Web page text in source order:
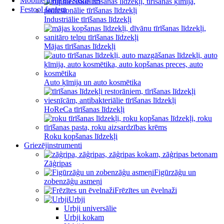
Festool faniem
Industriālie tīrīšanas līdzekļi
Mājas tīrīšanas līdzekļi
Auto ķīmija un auto kosmētika
HoReCa tīrīšanas līdzekļi
Roku kopšanas līdzekļi
Griezējinstrumenti
Zāģripas
Figūrzāģu un
zobenzāģu asmeņi
Frēzītes un ēvelnaži
Urbji
Urbji universālie
Urbji kokam